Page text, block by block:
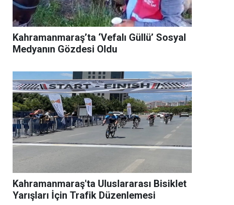
Kahramanmaraş’ta ‘Vefalı Güllü’ Sosyal
Medyanın Gözdesi Oldu
Kahramanmaraş'ta Uluslararası Bisiklet
Yarışları İçin Trafik Düzenlemesi